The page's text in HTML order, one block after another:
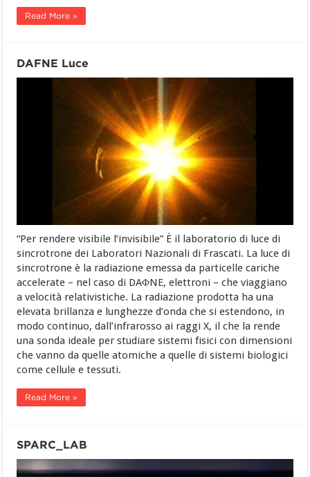
Read More »
DAFNE Luce
“Per rendere visibile l’invisibile” È il laboratorio di luce di
sincrotrone dei Laboratori Nazionali di Frascati. La luce di
sincrotrone è la radiazione emessa da particelle cariche
accelerate – nel caso di DAΦNE, elettroni – che viaggiano
a velocità relativistiche. La radiazione prodotta ha una
elevata brillanza e lunghezze d’onda che si estendono, in
modo continuo, dall’infrarosso ai raggi X, il che la rende
una sonda ideale per studiare sistemi fisici con dimensioni
che vanno da quelle atomiche a quelle di sistemi biologici
come cellule e tessuti.
Read More »
SPARC_LAB